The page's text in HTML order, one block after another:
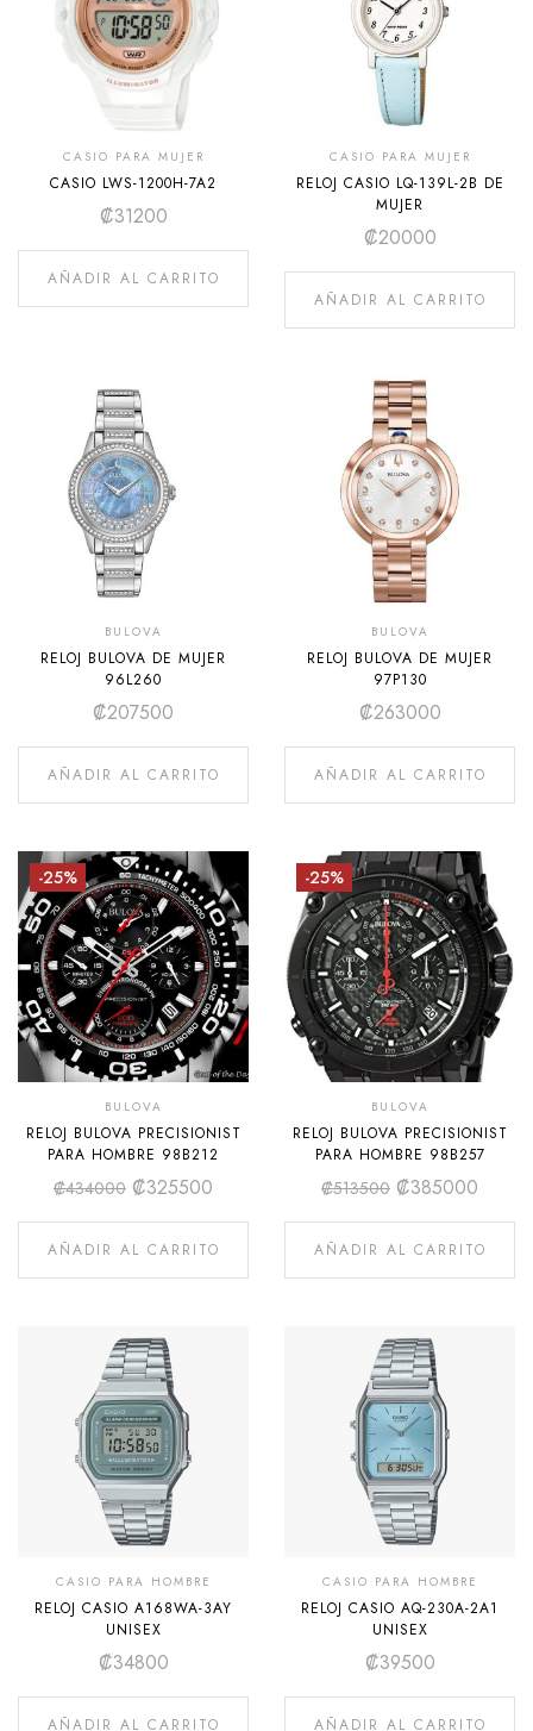
CASIO PARA MUJER
CASIO LWS-1200H-7A2
₡31200
AÑADIR AL CARRITO
CASIO PARA MUJER
RELOJ CASIO LQ-139L-2B DE
MUJER
₡20000
AÑADIR AL CARRITO
BULOVA
RELOJ BULOVA DE MUJER
96L260
₡207500
AÑADIR AL CARRITO
BULOVA
RELOJ BULOVA DE MUJER
97P130
₡263000
AÑADIR AL CARRITO
-25%
BULOVA
RELOJ BULOVA PRECISIONIST
PARA HOMBRE 98B212
₡434000 ₡325500
AÑADIR AL CARRITO
-25%
BULOVA
RELOJ BULOVA PRECISIONIST
PARA HOMBRE 98B257
₡513500 ₡385000
AÑADIR AL CARRITO
CASIO PARA HOMBRE
RELOJ CASIO A168WA-3AY
UNISEX
₡34800
AÑADIR AL CARRITO
CASIO PARA HOMBRE
RELOJ CASIO AQ-230A-2A1
UNISEX
₡39500
AÑADIR AL CARRITO